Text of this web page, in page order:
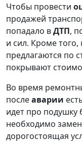
Чтобы провести
продажей
попадало вДТП,
и сил. Кроме
предлагаются по
покрывают
Во время
послеаварии
идет про подушку
необходимо
дорогостоящая